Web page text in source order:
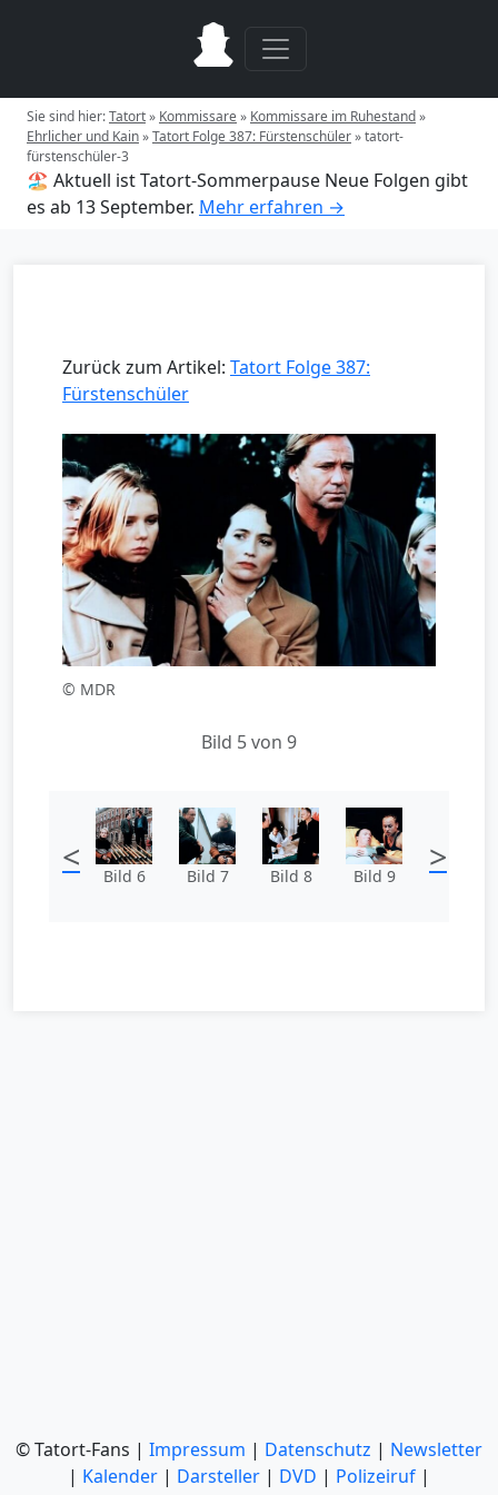
Sie sind hier:Tatort» Kommissare» Kommissare im Ruhestand»
Ehrlicher und Kain»Tatort Folge 387: Fürstenschüler»tatort-
fürstenschüler-3
🏖️ Aktuell ist Tatort-Sommerpause Neue Folgen gibt
es ab 13 September. Mehr erfahren →
Zurück zum Artikel: Tatort Folge 387:
Fürstenschüler
© MDR
Bild 5 von 9
< Bild 6 Bild 7 Bild 8 Bild 9 >
© Tatort-Fans | Impressum | Datenschutz | Newsletter
| Kalender | Darsteller | DVD | Polizeiruf |